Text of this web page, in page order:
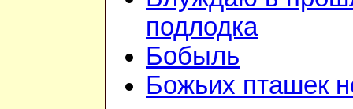
подлодка
Бобыль
Божьих пташек